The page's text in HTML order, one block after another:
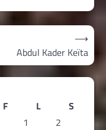
Abdul Kader Keïta
⟶
F L
S
1
2